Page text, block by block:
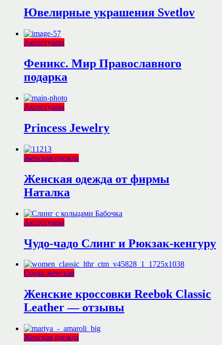
Ювелирные украшения Svetlov
Аксессуары
Феникс. Мир Православного
подарка
Аксессуары
Princess Jewelry
Женская одежда
Женская одежда от фирмы
Наталка
Аксессуары
Чудо-чадо Слинг и Рюкзак-кенгуру
Обувь женская
Женские кроссовки Reebok Classic
Leather — отзывы
Женская одежда